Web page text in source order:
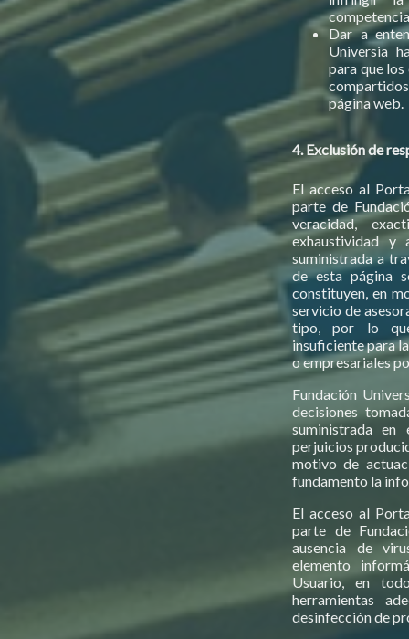
Dar a
Universia
para que los
página web.
4. Exclusión de
El acceso al
parte de
veracidad,
exhaustividad y
suministrada a
de esta página
constituyen, en
servicio de
tipo, por lo
insuficiente para
o empresariales
Fundación
decisiones
suministrada
perjuicios
motivo de
fundamento la
El acceso al
parte de
ausencia de
elemento
Usuario, en
herramientas
desinfección de